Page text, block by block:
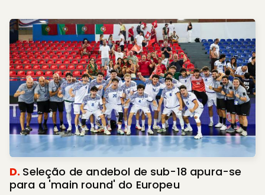
R.Quatro feridos em explosão de botija de